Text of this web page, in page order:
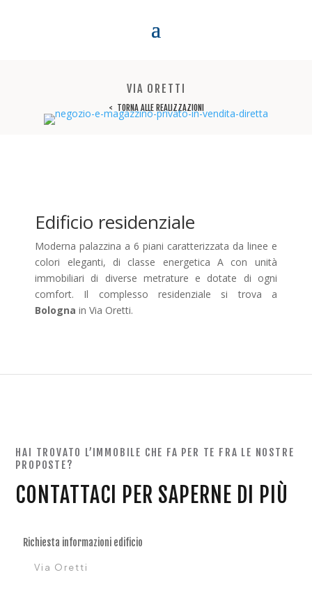
VIA ORETTI
< TORNA ALLE REALIZZAZIONI
Edificio residenziale
Moderna palazzina a 6 piani caratterizzata da linee e
colori eleganti, di classe energetica A con unità
immobiliari di diverse metrature e dotate di ogni
comfort. Il complesso residenziale si trova a
Bolognain Via Oretti.
HAI TROVATO L’IMMOBILE CHE FA PER TE FRA LE NOSTRE
PROPOSTE?
CONTATTACI PER SAPERNE DI PIÙ
Richiesta informazioni edificio